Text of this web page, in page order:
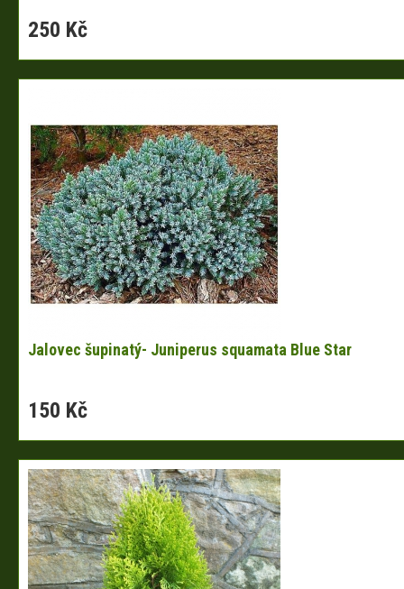
250 Kč
Jalovec šupinatý- Juniperus squamata Blue Star
150 Kč